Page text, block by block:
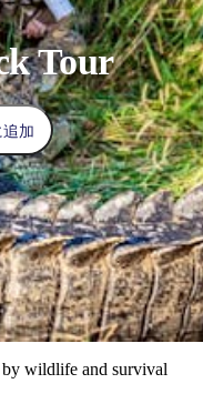
Tour
加
wildlife and survival